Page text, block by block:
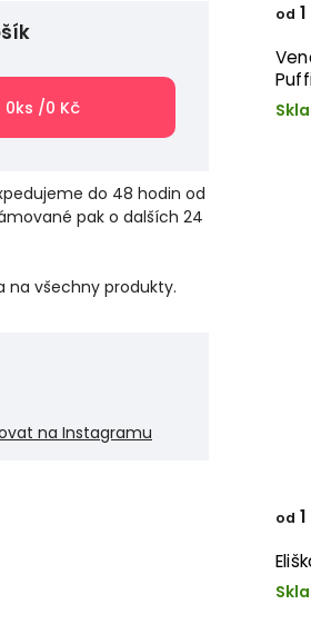
0ks /0 Kč
do 48 hodin od
pak o dalších 24
na všechny produkty.
na Instagramu
od
od